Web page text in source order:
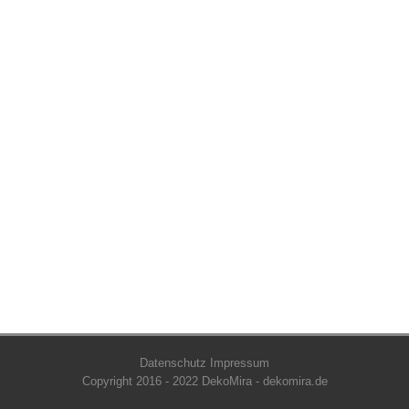
Datenschutz
Impressum
Copyright 2016 - 2022 DekoMira - dekomira.de